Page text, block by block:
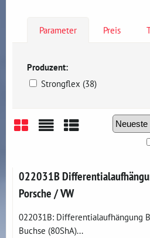
Parameter Preis
Produzent:
Strongflex (38)
022031B
Porsche / VW
022031B: Differentialaufhängung
Buchse (80ShA)...